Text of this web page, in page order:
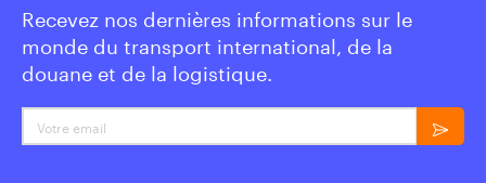
Recevez nos dernières informations sur le
monde du transport international, de la
douane et de la logistique.
Votre email